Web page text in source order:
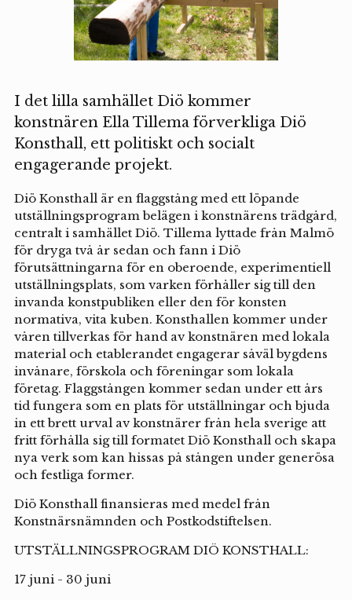
I det lilla samhället Diö kommer
konstnären Ella Tillema förverkliga Diö
Konsthall, ett politiskt och socialt
engagerande projekt.
Diö Konsthall är en flaggstång med ett löpande
utställningsprogram belägen i konstnärens trädgård,
centralt i samhället Diö. Tillema lyttade från Malmö
för dryga två år sedan och fann i Diö
förutsättningarna för en oberoende, experimentiell
utställningsplats, som varken förhåller sig till den
invanda konstpubliken eller den för konsten
normativa, vita kuben. Konsthallen kommer under
våren tillverkas för hand av konstnären med lokala
material och etablerandet engagerar såväl bygdens
invånare, förskola och föreningar som lokala
företag. Flaggstången kommer sedan under ett års
tid fungera som en plats för utställningar och bjuda
in ett brett urval av konstnärer från hela sverige att
fritt förhålla sig till formatet Diö Konsthall och skapa
nya verk som kan hissas på stången under generösa
och festliga former.
Diö Konsthall finansieras med medel från
Konstnärsnämnden och Postkodstiftelsen.
UTSTÄLLNINGSPROGRAM DIÖ KONSTHALL:
17 juni - 30 juni